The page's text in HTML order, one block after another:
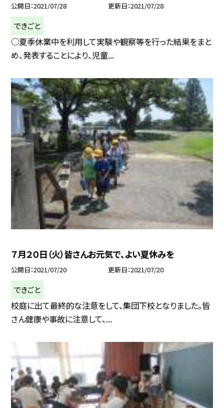
公開日 2021/07/28 更新日 2021/07/28
できごと
○夏季休業中を利用して実験や観察等を行った結果をまと
め、発表することにより、児童...
７月２０日（火）皆さんお元気で、よい夏休みを
公開日 2021/07/20 更新日 2021/07/20
できごと
校庭に出て最終的な注意をして、集団下校となりました。皆
さん健康や事故に注意して、...